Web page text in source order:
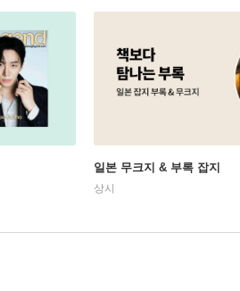
일본 무크지 & 부록 잡지
상시